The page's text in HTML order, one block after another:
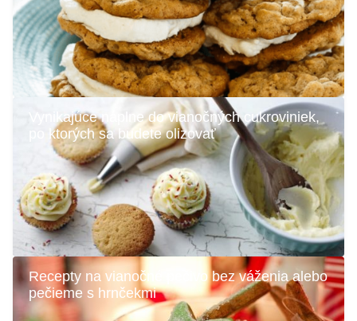
Vynikajúce náplne do vianočných cukroviniek,
po ktorých sa budete olizovať
Recepty na vianočné pečivo bez váženia alebo
pečieme s hrnčekmi